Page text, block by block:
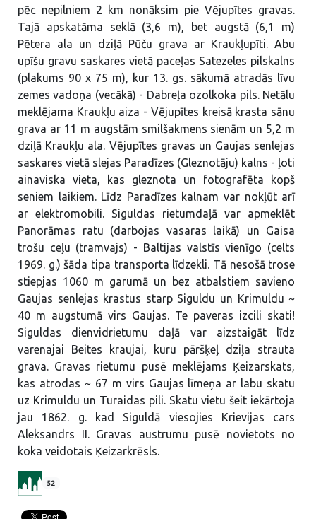
pēc nepilniem 2 km nonāksim pie Vējupītes gravas.
Tajā apskatāma seklā (3,6 m), bet augstā (6,1 m)
Pētera ala un dziļā Pūču grava ar Kraukļupīti. Abu
upīšu gravu saskares vietā paceļas Satezeles pilskalns
(plakums 90 x 75 m), kur 13. gs. sākumā atradās līvu
zemes vadoņa (vecākā) - Dabreļa ozolkoka pils. Netālu
meklējama Kraukļu aiza - Vējupītes kreisā krasta sānu
grava ar 11 m augstām smilšakmens sienām un 5,2 m
dziļā Kraukļu ala. Vējupītes gravas un Gaujas senlejas
saskares vietā slejas Paradīzes (Gleznotāju) kalns - ļoti
ainaviska vieta, kas gleznota un fotografēta kopš
seniem laikiem. Līdz Paradīzes kalnam var nokļūt arī
ar elektromobili. Siguldas rietumdaļā var apmeklēt
Panorāmas ratu (darbojas vasaras laikā) un Gaisa
trošu ceļu (tramvajs) - Baltijas valstīs vienīgo (celts
1969. g.) šāda tipa transporta līdzekli. Tā nesošā trose
stiepjas 1060 m garumā un bez atbalstiem savieno
Gaujas senlejas krastus starp Siguldu un Krimuldu ~
40 m augstumā virs Gaujas. Te paveras izcili skati!
Siguldas dienvidrietumu daļā var aizstaigāt līdz
varenajai Beites kraujai, kuru pāršķeļ dziļa strauta
grava. Gravas rietumu pusē meklējams Ķeizarskats,
kas atrodas ~ 67 m virs Gaujas līmeņa ar labu skatu
uz Krimuldu un Turaidas pili. Skatu vietu šeit iekārtoja
jau 1862. g. kad Siguldā viesojies Krievijas cars
Aleksandrs II. Gravas austrumu pusē novietots no
koka veidotais Ķeizarkrēsls.
52